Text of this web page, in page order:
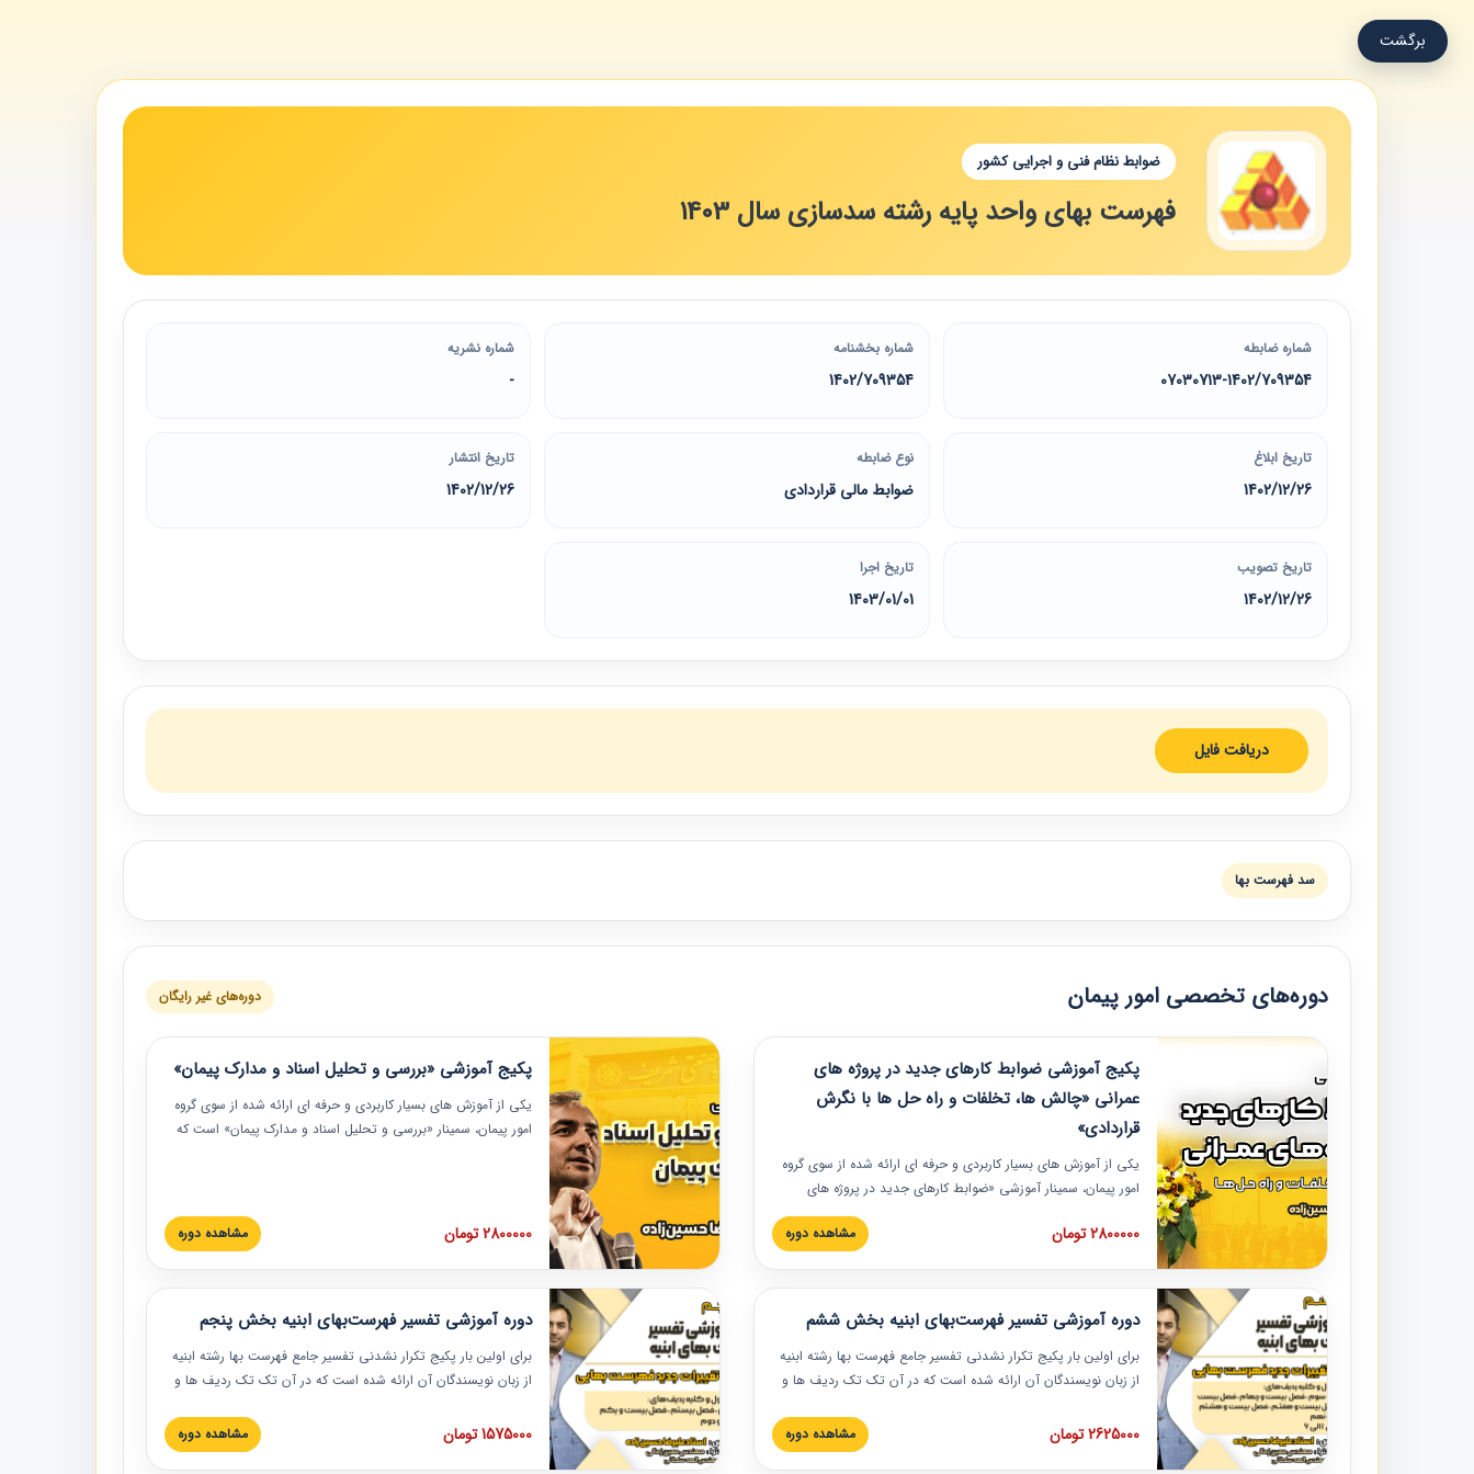
برگشت
ضوابط نظام فنی و اجرایی کشور
فهرست‌ بهای واحد پایه رشته سدسازی سال 1403
شماره ضابطه
07030713-1402/709354
شماره بخشنامه
1402/709354
شماره نشریه
-
تاریخ ابلاغ
1402/12/26
نوع ضابطه
ضوابط مالی قراردادی
تاریخ انتشار
1402/12/26
تاریخ تصویب
1402/12/26
تاریخ اجرا
1403/01/01
دریافت فایل
سد فهرست بها
دوره‌های تخصصی امور پیمان دوره‌های غیر رایگان
پکیج آموزشی ضوابط کارهای جدید در پروژه های
عمرانی «چالش ها، تخلفات و راه حل ها با نگرش
قراردادی»
یکی از آموزش‏‏‏‏‏‏ های بسیار کاربردی و حرفه‏ ای ارائه شده از سوی گروه
امور پیمان، سمینار آموزشی «ضوابط کارهای جدید در پروژه های
عمرانی» چالش ها، تخلفات و راه حل ها با نگرش قراردادی است که
در محل سندیکای شرکت های ساختمانی کشور ارائه شد. در این
به همراه تجربیات عملی ارائه شده است.
2800000 تومان مشاهده دوره
پکیج آموزشی «بررسی و تحلیل اسناد و مدارک پیمان»
یکی از آموزش‏‏‏‏‏‏ های بسیار کاربردی و حرفه‏ ای ارائه شده از سوی گروه
امور پیمان، سمینار «بررسی و تحلیل اسناد و مدارک پیمان» است که
عملی در این خصوص ارائه شده است.
2800000 تومان مشاهده دوره
دوره آموزشی تفسیر فهرست‌بهای ابنیه بخش ششم
برای اولین بار پکیج تکرار نشدنی تفسیر جامع فهرست بها رشته ابنیه
از زبان نویسندگان آن ارائه شده است که در آن تک تک ردیف ها و
تصویری بوده و به همراه تصاویر عملیات اجرایی مرتبط با ردیف های
فهرست بها ارائه شده است. این دوره با کلام مهندس
2625000 تومان مشاهده دوره
دوره آموزشی تفسیر فهرست‌بهای ابنیه بخش پنجم
برای اولین بار پکیج تکرار نشدنی تفسیر جامع فهرست بها رشته ابنیه
از زبان نویسندگان آن ارائه شده است که در آن تک تک ردیف ها و
تصویری بوده و به همراه تصاویر عملیات اجرایی مرتبط با ردیف های
فهرست بها ارائه شده است. این دوره با کلام مهندس
1575000 تومان مشاهده دوره